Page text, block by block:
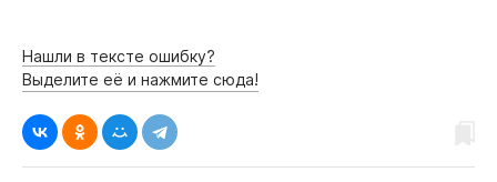
Нашли в тексте ошибку?
Выделите её и нажмите сюда!